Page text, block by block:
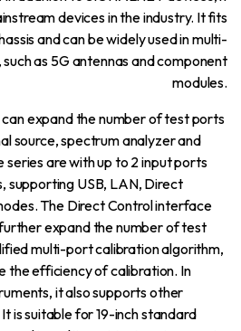
devices in the industry. It fits
and can be widely used in multi-
as 5G antennas and component
modules.
expand the number of test ports
source, spectrum analyzer and
are with up to 2 input ports
supporting USB, LAN, Direct
The Direct Control interface
expand the number of test
multi-port calibration algorithm,
the efficiency of calibration. In
it also supports other
is suitable for 19-inch standard